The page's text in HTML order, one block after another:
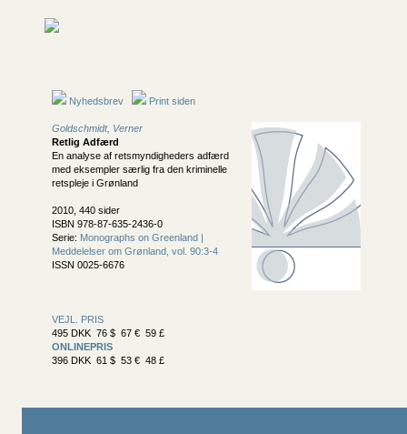
Nyhedsbrev Print siden
Goldschmidt, Verner
Retlig Adfærd
En analyse af retsmyndigheders adfærd
med eksempler særlig fra den kriminelle
retspleje i Grønland
2010, 440 sider
ISBN 978-87-635-2436-0
Serie: Monographs on Greenland |
Meddelelser om Grønland, vol. 90:3-4
ISSN 0025-6676
VEJL. PRIS
495 DKK 76 $ 67 € 59 £
ONLINEPRIS
396 DKK 61 $ 53 € 48 £